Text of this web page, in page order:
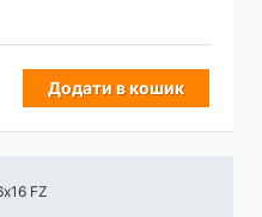
Додати в кошик
FZ